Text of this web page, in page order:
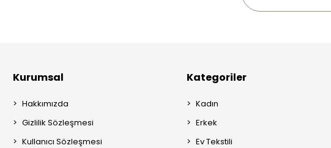
Kurumsal
Hakkımızda
Gizlilik Sözleşmesi
Kullanıcı Sözleşmesi
Kategoriler
Kadın
Erkek
Ev Tekstili